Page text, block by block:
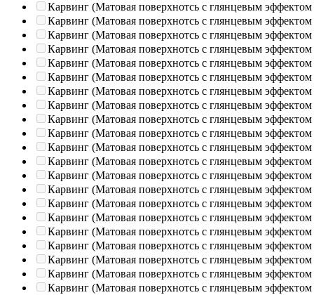
Карвинг (Матовая поверхнотсь с глянцевым эффектом
Карвинг (Матовая поверхнотсь с глянцевым эффектом
Карвинг (Матовая поверхнотсь с глянцевым эффектом
Карвинг (Матовая поверхнотсь с глянцевым эффектом
Карвинг (Матовая поверхнотсь с глянцевым эффектом
Карвинг (Матовая поверхнотсь с глянцевым эффектом
Карвинг (Матовая поверхнотсь с глянцевым эффектом
Карвинг (Матовая поверхнотсь с глянцевым эффектом
Карвинг (Матовая поверхнотсь с глянцевым эффектом
Карвинг (Матовая поверхнотсь с глянцевым эффектом
Карвинг (Матовая поверхнотсь с глянцевым эффектом
Карвинг (Матовая поверхнотсь с глянцевым эффектом
Карвинг (Матовая поверхнотсь с глянцевым эффектом
Карвинг (Матовая поверхнотсь с глянцевым эффектом
Карвинг (Матовая поверхнотсь с глянцевым эффектом
Карвинг (Матовая поверхнотсь с глянцевым эффектом
Карвинг (Матовая поверхнотсь с глянцевым эффектом
Карвинг (Матовая поверхнотсь с глянцевым эффектом
Карвинг (Матовая поверхнотсь с глянцевым эффектом
Карвинг (Матовая поверхнотсь с глянцевым эффектом
Карвинг (Матовая поверхнотсь с глянцевым эффектом